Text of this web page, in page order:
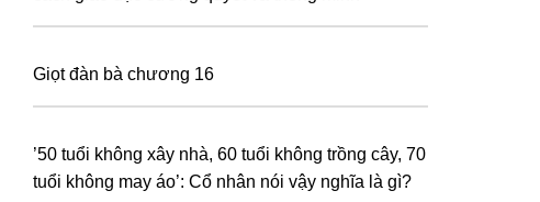
Giọt đàn bà chương 16
’50 tuổi không xây nhà, 60 tuổi không trồng cây, 70
tuổi không may áo’: Cổ nhân nói vậy nghĩa là gì?